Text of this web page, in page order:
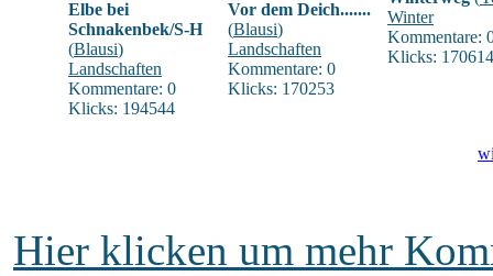
Elbe bei
Schnakenbek/S-H
(Blausi)
Landschaften
Kommentare: 0
Klicks: 194544
Vor dem Deich.......
(Blausi)
Landschaften
Kommentare: 0
Klicks: 170253
Winter
Kommentare:
Klicks: 170614
Hier klicken um mehr